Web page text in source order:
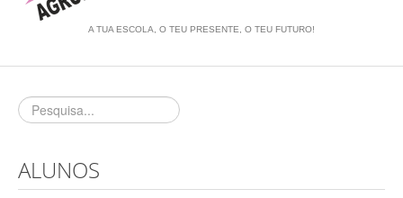
Notícias
Alunos
Matrículas
A TUA ESCOLA, O TEU PRESENTE, O TEU FUTURO!
ALUNOS